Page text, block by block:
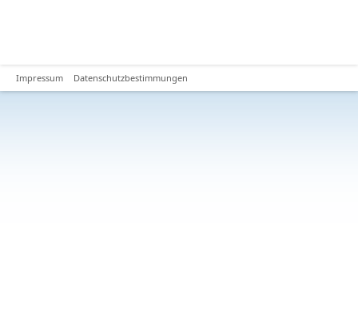
Impressum Datenschutzbestimmungen